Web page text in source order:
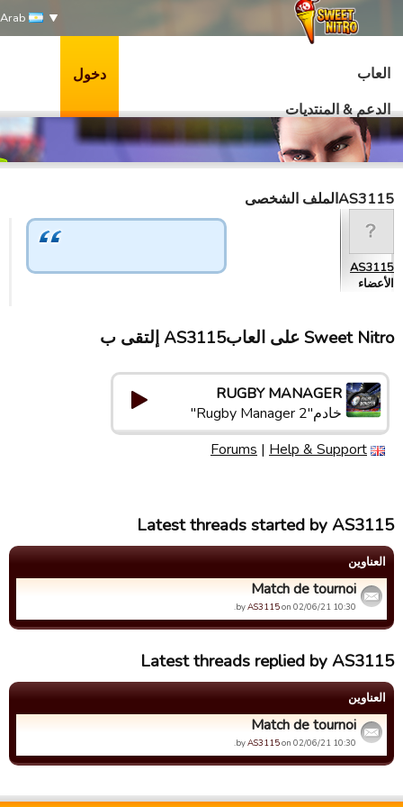
العاب
الدعم & المنتديات
دخول
AS3115الملف الشخصى
AS3115
الأعضاء
Sweet Nitro علی العابAS3115 إلتقى ب
RUGBY MANAGER
خادم"Rugby Manager 2"
Forums | Help & Support
Latest threads started by AS3115
العناوین
Match de tournoi
byAS3115on 02/06/21 10:30.
Latest threads replied by AS3115
العناوین
Match de tournoi
byAS3115on 02/06/21 10:30.